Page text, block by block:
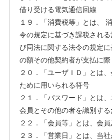
借り受ける電気通信回線
１９．「消費税等」とは、
令の規定に基づき課税され
び同法に関する法令の規定
の額その他契約者が支払に
２０．「ユーザＩＤ」とは
ために用いられる符号
２１．「パスワード」とは
会員とその他の者を識別す
２２．「会員等」とは、会
２３．「営業日」とは、当